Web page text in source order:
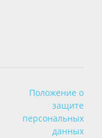
Положение о
защите
персональных
данных